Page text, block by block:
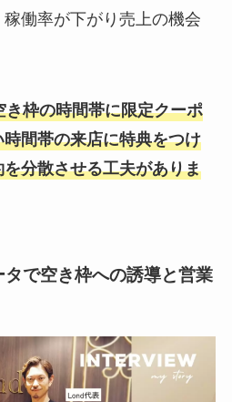
働率が下がり売上の機会
き枠の時間帯に限定クーポ
間帯の来店に特典をつけ
分散させる工夫がありま
で空き枠への誘導と営業